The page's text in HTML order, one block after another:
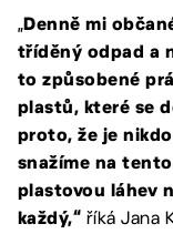
„Denně mi
tříděný odpad a
to způsobené
plastů, které se
proto, že je
snažíme na
plastovou láhev
každý,“ říká Jana